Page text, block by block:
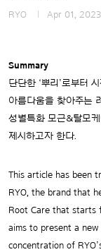
RYO Apr 01, 2023
Summary
단단한 ‘뿌리’로부터
아름다움을 찾아주는
성별특화 모근&탈모
제시하고자 한다.
This article has been
RYO, the brand that
Root Care that starts
aims to present a
concentration of